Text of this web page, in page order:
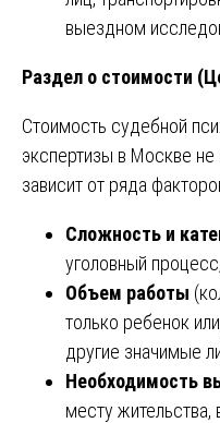
выездном
Раздел о стоимости
Стоимость судебной
экспертизы в Москве не
зависит от ряда
Сложность и
уголовный
Объем работы
только ребенок
другие значимые
Необходимость
месту жительства,